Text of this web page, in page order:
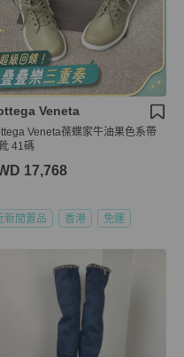
Veneta
Veneta葆蝶家牛油果色系帶
中靴 41碼
17,768
新閒置品 香港 免運